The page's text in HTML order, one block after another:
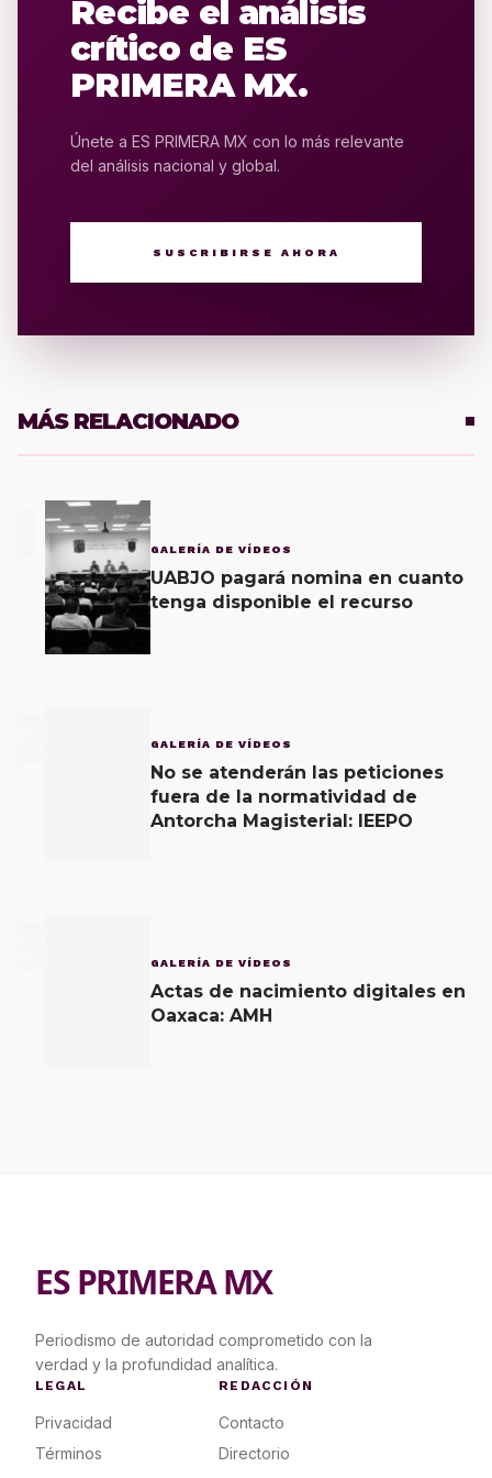
Recibe el análisis
crítico de ES
PRIMERA MX.
Únete a ES PRIMERA MX con lo más relevante
del análisis nacional y global.
SUSCRIBIRSE AHORA
MÁS RELACIONADO
GALERÍA DE VÍDEOS
UABJO pagará nomina en cuanto
tenga disponible el recurso
GALERÍA DE VÍDEOS
No se atenderán las peticiones
fuera de la normatividad de
Antorcha Magisterial: IEEPO
GALERÍA DE VÍDEOS
Actas de nacimiento digitales en
Oaxaca: AMH
ES PRIMERA MX
Periodismo de autoridad comprometido con la
verdad y la profundidad analítica.
LEGAL
Privacidad
Términos
REDACCIÓN
Contacto
Directorio